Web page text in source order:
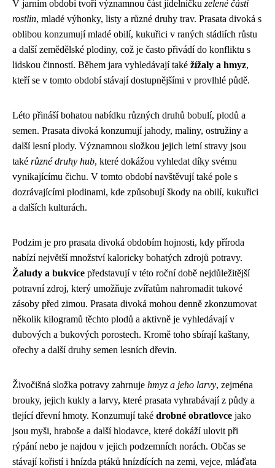
V jarním období tvoří významnou část jídelníčku zelené části
rostlin, mladé výhonky, listy a různé druhy trav. Prasata divoká s
oblibou konzumují mladé obilí, kukuřici v raných stádiích růstu
a další zemědělské plodiny, což je často přivádí do konfliktu s
lidskou činností. Během jara vyhledávají také žížaly a hmyz,
kteří se v tomto období stávají dostupnějšími v provlhlé půdě.
Léto přináší bohatou nabídku různých druhů bobulí, plodů a
semen. Prasata divoká konzumují jahody, maliny, ostružiny a
další lesní plody. Významnou složkou jejich letní stravy jsou
také různé druhy hub, které dokážou vyhledat díky svému
vynikajícímu čichu. V tomto období navštěvují také pole s
dozrávajícími plodinami, kde způsobují škody na obilí, kukuřici
a dalších kulturách.
Podzim je pro prasata divoká obdobím hojnosti, kdy příroda
nabízí největší množství kaloricky bohatých zdrojů potravy.
Žaludy a bukvice představují v této roční době nejdůležitější
potravní zdroj, který umožňuje zvířatům nahromadit tukové
zásoby před zimou. Prasata divoká mohou denně zkonzumovat
několik kilogramů těchto plodů a aktivně je vyhledávají v
dubových a bukových porostech. Kromě toho sbírají kaštany,
ořechy a další druhy semen lesních dřevin.
Živočišná složka potravy zahrnuje hmyz a jeho larvy, zejména
brouky, jejich kukly a larvy, které prasata vyhrabávají z půdy a
tlející dřevní hmoty. Konzumují také drobné obratlovce jako
jsou myši, hraboše a další hlodavce, které dokáží ulovit při
rýpání nebo je najdou v jejich podzemních norách. Občas se
stávají kořistí i hnízda ptáků hnízdících na zemi, vejce, mláďata